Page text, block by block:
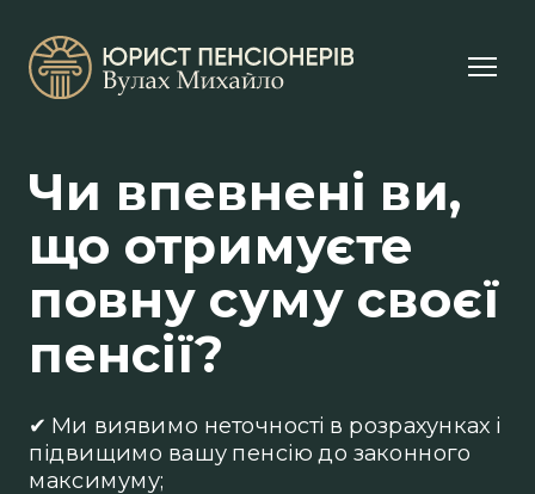
Чи впевнені ви,
що отримуєте
повну суму своєї
пенсії?
✔ Ми виявимо неточності в розрахунках і
підвищимо вашу пенсію до законного
максимуму;